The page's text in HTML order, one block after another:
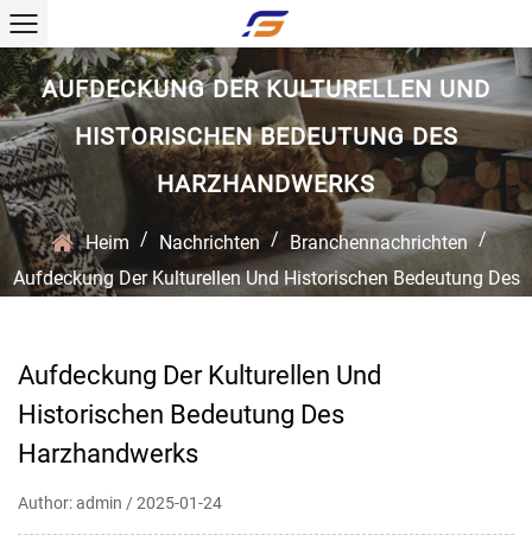
AUFDECKUNG DER KULTURELLEN UND
HISTORISCHEN BEDEUTUNG DES
HARZHANDWERKS
Heim / Nachrichten / Branchennachrichten /
Aufdeckung Der Kulturellen Und Historischen Bedeutung Des
Aufdeckung Der Kulturellen Und
Historischen Bedeutung Des
Harzhandwerks
Author: admin / 2025-01-24